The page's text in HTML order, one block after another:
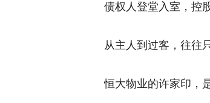
债权人登堂入室，控
从主人到过客，往往
恒大物业的许家印，